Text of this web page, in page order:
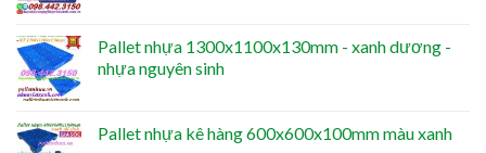
Pallet nhựa 1300x1100x130mm - xanh dương -
nhựa nguyên sinh
Pallet nhựa kê hàng 600x600x100mm màu xanh